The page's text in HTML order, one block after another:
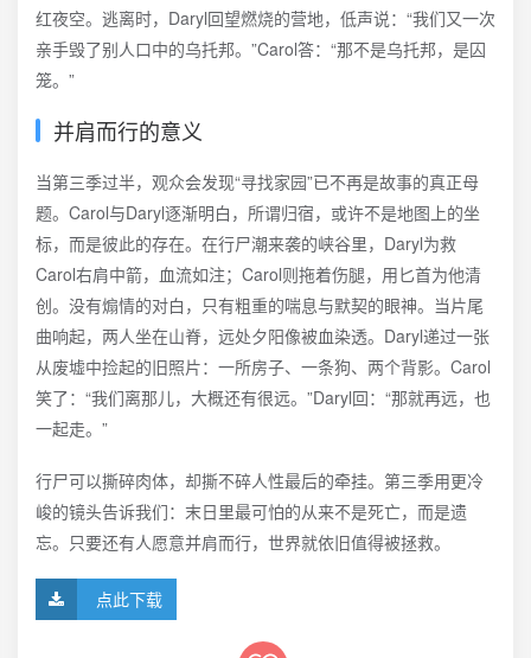
红夜空。逃离时，Daryl回望燃烧的营地，低声说：“我们又一次
亲手毁了别人口中的乌托邦。”Carol答：“那不是乌托邦，是囚
笼。”
并肩而行的意义
当第三季过半，观众会发现“寻找家园”已不再是故事的真正母
题。Carol与Daryl逐渐明白，所谓归宿，或许不是地图上的坐
标，而是彼此的存在。在行尸潮来袭的峡谷里，Daryl为救
Carol右肩中箭，血流如注；Carol则拖着伤腿，用匕首为他清
创。没有煽情的对白，只有粗重的喘息与默契的眼神。当片尾
曲响起，两人坐在山脊，远处夕阳像被血染透。Daryl递过一张
从废墟中捡起的旧照片：一所房子、一条狗、两个背影。Carol
笑了：“我们离那儿，大概还有很远。”Daryl回：“那就再远，也
一起走。”
行尸可以撕碎肉体，却撕不碎人性最后的牵挂。第三季用更冷
峻的镜头告诉我们：末日里最可怕的从来不是死亡，而是遗
忘。只要还有人愿意并肩而行，世界就依旧值得被拯救。
点此下载